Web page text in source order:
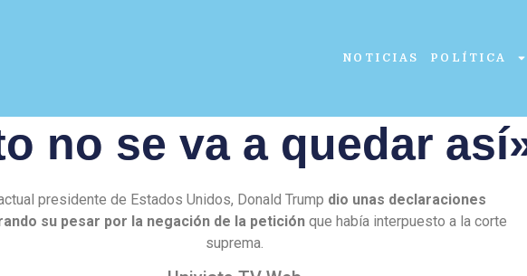
NOTICIAS POLÍTICA
no se va a quedar
presidente de Estados Unidos, Donald Trump dio unas declaraciones
su pesar por la negación de la peticiónque había interpuesto a la corte
suprema.